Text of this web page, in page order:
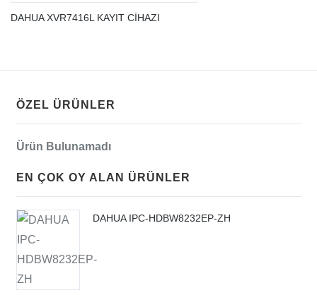
DAHUA XVR7416L KAYIT CİHAZI
ÖZEL ÜRÜNLER
Ürün Bulunamadı
EN ÇOK OY ALAN ÜRÜNLER
DAHUA IPC-HDBW8232EP-ZH